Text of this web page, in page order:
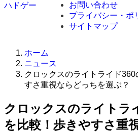
ハドゲー
お問い合わせ
プライバシー・ポ
サイトマップ
ホーム
ニュース
クロックスのライトライド
すさ重視ならどっちを選ぶ？
クロックスのライトラ
を比較！歩きやすさ重